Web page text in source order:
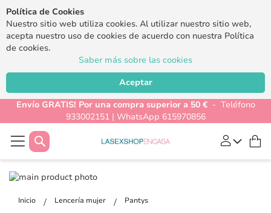
Política de Cookies
Nuestro sitio web utiliza cookies. Al utilizar nuestro sitio web,
acepta nuestro uso de cookies de acuerdo con nuestra Política
de cookies.
Saber más sobre las cookies
Aceptar
Envío GRATIS! Por una compra superior a 50 €- Teléfono
933002151 | WhatsApp 615970856
Buscar
Inicio Lencería mujer Pantys
Saltar
final